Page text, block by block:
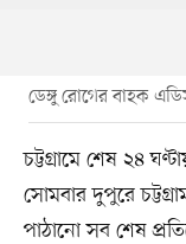
ডেঙ্গু রোগের বাহক
চট্টগ্রামে শেষ ২৪
সোমবার দুপুরে
পাঠানো সব শেষ